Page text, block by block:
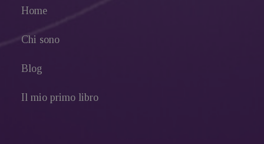
Home
Chi sono
Blog
Il mio primo libro